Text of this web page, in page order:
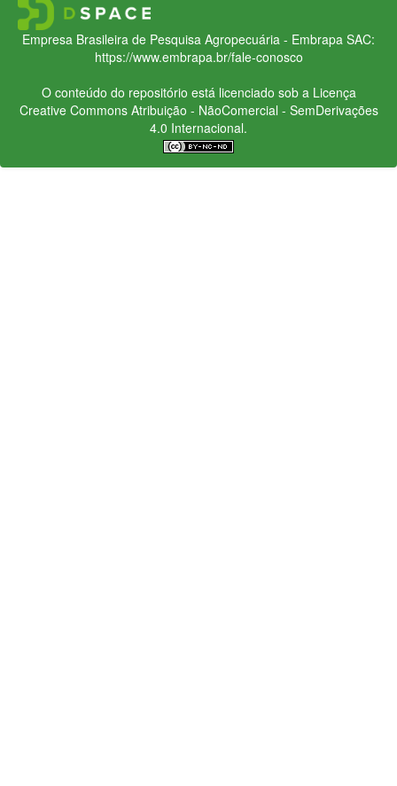
Empresa Brasileira de Pesquisa Agropecuária - Embrapa SAC:
https://www.embrapa.br/fale-conosco
O conteúdo do repositório está licenciado sob a Licença
Creative CommonsAtribuição - NãoComercial - SemDerivações
4.0 Internacional.